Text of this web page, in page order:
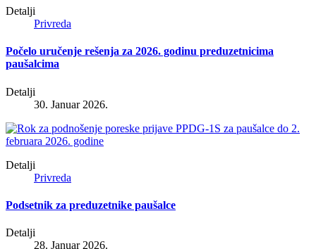
Detalji
Privreda
Počelo uručenje rešenja za 2026. godinu preduzetnicima
paušalcima
Detalji
30. Januar 2026.
Detalji
Privreda
Podsetnik za preduzetnike paušalce
Detalji
28. Januar 2026.